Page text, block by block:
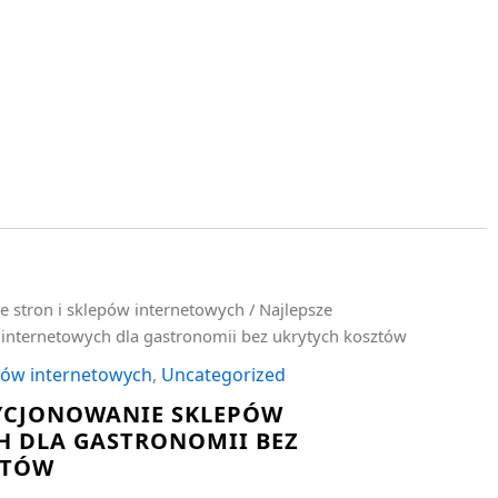
stron i sklepów internetowych / Najlepsze
dla gastronomii bez ukrytych kosztów
internetowych, Uncategorized
SKLEPÓW
DLA GASTRONOMII BEZ